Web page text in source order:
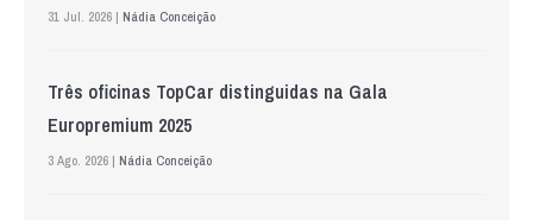
31 Jul. 2026 | Nádia Conceição
Três oficinas TopCar distinguidas na Gala
Europremium 2025
3 Ago. 2026 | Nádia Conceição